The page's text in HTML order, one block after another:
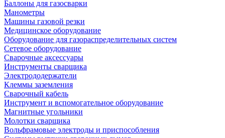
Баллоны для газосварки
Манометры
Машины газовой резки
Медицинское оборудование
Оборудование для газораспределительных систем
Сетевое оборудование
Сварочные аксессуары
Инструменты сварщика
Электрододержатели
Клеммы заземления
Сварочный кабель
Инструмент и вспомогательное оборудование
Магнитные угольники
Молотки сварщика
Вольфрамовые электроды и приспособления